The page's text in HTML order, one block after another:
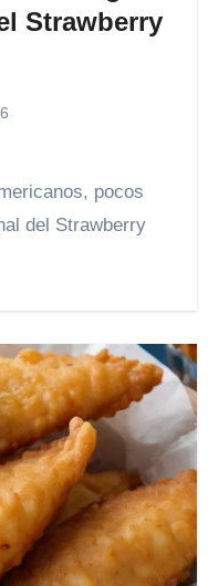
Strawberry
del Strawberry